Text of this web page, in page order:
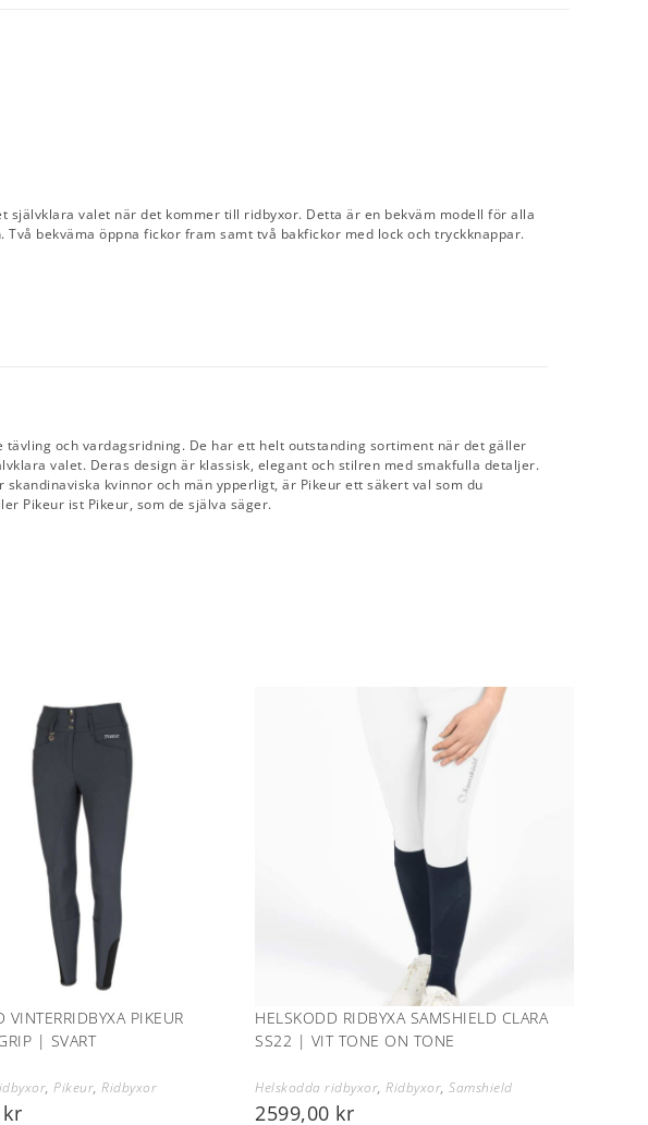
självklara valet när det kommer till ridbyxor. Detta är en bekväm modell för alla
bekväma öppna fickor fram samt två bakfickor med lock och tryckknappar.
och vardagsridning. De har ett helt outstanding sortiment när det gäller
valet. Deras design är klassisk, elegant och stilren med smakfulla detaljer.
kvinnor och män ypperligt, är Pikeur ett säkert val som du
Pikeur ist Pikeur, som de själva säger.
VINTERRIDBYXA PIKEUR
| SVART
,Pikeur,Ridbyxor
kr
HELSKODD RIDBYXA SAMSHIELD CLARA
SS22 | VIT TONE ON TONE
Helskodda ridbyxor,Ridbyxor,Samshield
2599,00 kr